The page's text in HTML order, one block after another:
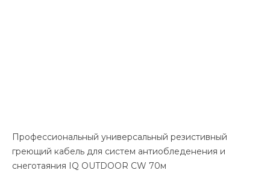
Профессиональный универсальный резистивный
греющий кабель для систем антиобледенения и
снеготаяния IQ OUTDOOR CW 70м